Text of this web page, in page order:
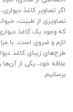
اگر تصاویر کاغذ
تصاویری از طبیت،
که وجود یک کاغذ
لازم و ضروی است. با
طرح‌های زیبای کاغذ
علاقه خود، یکی از
برسانیم.